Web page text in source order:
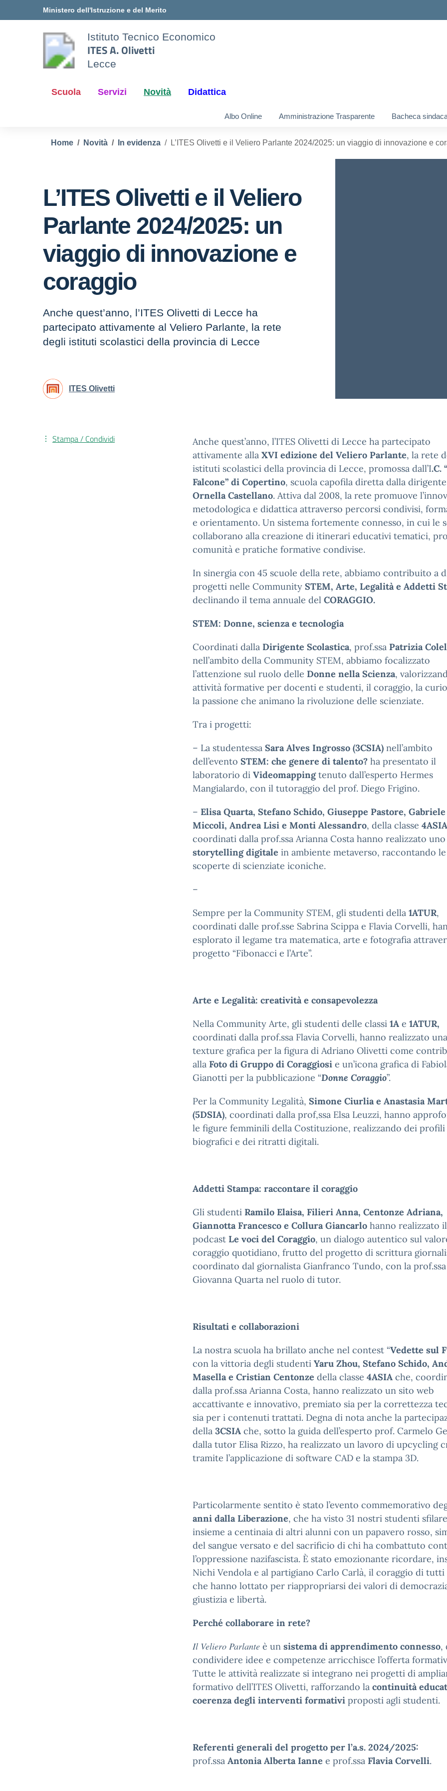
Vai ai contenuti
Vai al menu di navigazioneMinistero dell'Istruzione e del Merito
Istituto Tecnico Economico
ITES A. Olivetti
Lecce
Scuola Servizi Novità Didattica
Albo Online Amministrazione Trasparente Bacheca
Home Novità In evidenza L’ITES Olivetti e il Veliero Parlante 2024/2025: un viaggio di innovazione e
L’ITES Olivetti e il Veliero
Parlante 2024/2025: un
viaggio di innovazione e
coraggio
Anche quest’anno, l’ITES Olivetti di Lecce ha
partecipato attivamente al Veliero Parlante, la rete
degli istituti scolastici della provincia di Lecce
ITES Olivetti
Anche quest’anno, l’ITES Olivetti di Lecce ha partecipato
attivamente alla XVI edizione del Veliero Parlante, la rete
istituti scolastici della provincia di Lecce, promossa dall’I.C.
Falcone” di Copertino, scuola capofila diretta dalla dirigente
Ornella Castellano. Attiva dal 2008, la rete promuove
metodologica e didattica attraverso percorsi condivisi,
e orientamento. Un sistema fortemente connesso, in cui le
collaborano alla creazione di itinerari educativi tematici,
comunità e pratiche formative condivise.
In sinergia con 45 scuole della rete, abbiamo contribuito a
progetti nelle Community STEM, Arte, Legalità e Addetti
declinando il tema annuale del CORAGGIO.
STEM: Donne, scienza e tecnologia
Coordinati dalla Dirigente Scolastica, prof.ssa Patrizia
nell’ambito della Community STEM, abbiamo focalizzato
l’attenzione sul ruolo delle Donne nella Scienza,
attività formative per docenti e studenti, il coraggio, la
la passione che animano la rivoluzione delle scienziate.
Tra i progetti:
– La studentessa Sara Alves Ingrosso (3CSIA) nell’ambito
dell’evento STEM: che genere di talento? ha presentato il
laboratorio di Videomappingtenuto dall’esperto Hermes
Mangialardo, con il tutoraggio del prof. Diego Frigino.
– Elisa Quarta, Stefano Schido, Giuseppe Pastore, Gabriele
Miccoli, Andrea Lisi e Monti Alessandro, della classe
coordinati dalla prof.ssa Arianna Costa hanno realizzato uno
storytelling digitale in ambiente metaverso, raccontando le
scoperte di scienziate iconiche.
–
Sempre per la Community STEM, gli studenti della 1ATUR,
coordinati dalle prof.sse Sabrina Scippa e Flavia Corvelli,
esplorato il legame tra matematica, arte e fotografia
progetto “Fibonacci e l’Arte”.
Arte e Legalità: creatività e consapevolezza
Nella Community Arte, gli studenti delle classi 1A e 1ATUR,
coordinati dalla prof.ssa Flavia Corvelli, hanno realizzato una
texture grafica per la figura di Adriano Olivetti come
alla Foto di Gruppo di Coraggiosi e un’icona grafica di
Gianotti per la pubblicazione “Donne Coraggio”.
Per la Community Legalità, Simone Ciurlia e Anastasia
(5DSIA), coordinati dalla prof,ssa Elsa Leuzzi, hanno
le figure femminili della Costituzione, realizzando dei profili
biografici e dei ritratti digitali.
Addetti Stampa: raccontare il coraggio
Gli studenti Ramilo Elaisa, Filieri Anna, Centonze Adriana,
Giannotta Francesco e Collura Giancarlo hanno realizzato il
podcast Le voci del Coraggio, un dialogo autentico sul
coraggio quotidiano, frutto del progetto di scrittura
coordinato dal giornalista Gianfranco Tundo, con la prof.ssa
Giovanna Quarta nel ruolo di tutor.
Risultati e collaborazioni
La nostra scuola ha brillato anche nel contest “Vedette sul
con la vittoria degli studenti Yaru Zhou, Stefano Schido,
Masella e Cristian Centonze della classe 4ASIA che,
dalla prof.ssa Arianna Costa, hanno realizzato un sito web
accattivante e innovativo, premiato sia per la correttezza
sia per i contenuti trattati. Degna di nota anche la
della 3CSIA che, sotto la guida dell’esperto prof. Carmelo
dalla tutor Elisa Rizzo, ha realizzato un lavoro di upcycling
tramite l’applicazione di software CAD e la stampa 3D.
Particolarmente sentito è stato l’evento commemorativo
anni dalla Liberazione, che ha visto 31 nostri studenti sfilare
insieme a centinaia di altri alunni con un papavero rosso,
del sangue versato e del sacrificio di chi ha combattuto
l’oppressione nazifascista. È stato emozionante ricordare,
Nichi Vendola e al partigiano Carlo Carlà, il coraggio di
che hanno lottato per riappropriarsi dei valori di
giustizia e libertà.
Perché collaborare in rete?
Il Veliero Parlante è un sistema di apprendimento connesso,
condividere idee e competenze arricchisce l’offerta
Tutte le attività realizzate si integrano nei progetti di
formativo dell’ITES Olivetti, rafforzando la continuità
coerenza degli interventi formativi proposti agli studenti.
Referenti generali del progetto per l’a.s. 2024/2025:
prof.ssa Antonia Alberta Ianne e prof.ssa Flavia Corvelli.
Stampa / Condividi